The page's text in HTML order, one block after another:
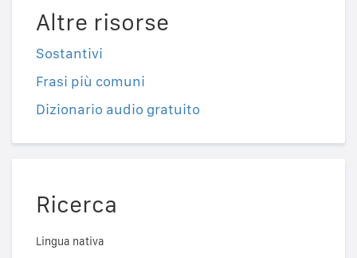
Altre risorse
Sostantivi
Frasi più comuni
Dizionario audio gratuito
Ricerca
Lingua nativa